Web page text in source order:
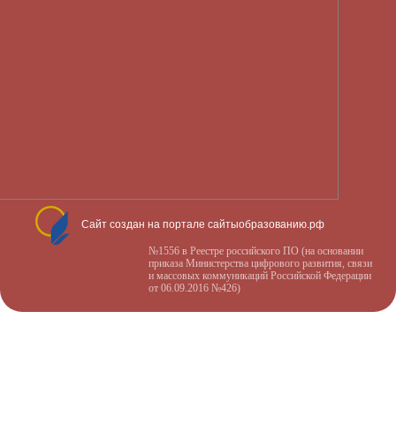
Сайт создан на портале сайтыобразованию.рф
№1556 в Реестре российского ПО (на основании
приказа Министерства цифрового развития, связи
и массовых коммуникаций Российской Федерации
от 06.09.2016 №426)